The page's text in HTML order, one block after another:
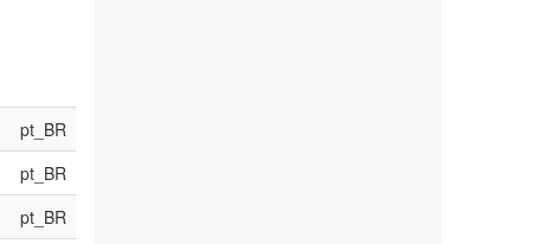
pt_BR
pt_BR
pt_BR